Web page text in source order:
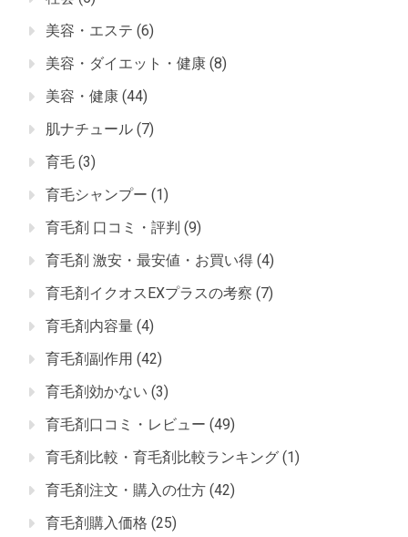
美容・エステ (6)
美容・ダイエット・健康 (8)
美容・健康 (44)
肌ナチュール (7)
育毛 (3)
育毛シャンプー (1)
育毛剤 口コミ・評判 (9)
育毛剤 激安・最安値・お買い得 (4)
育毛剤イクオスEXプラスの考察 (7)
育毛剤内容量 (4)
育毛剤副作用 (42)
育毛剤効かない (3)
育毛剤口コミ・レビュー (49)
育毛剤比較・育毛剤比較ランキング (1)
育毛剤注文・購入の仕方 (42)
育毛剤購入価格 (25)